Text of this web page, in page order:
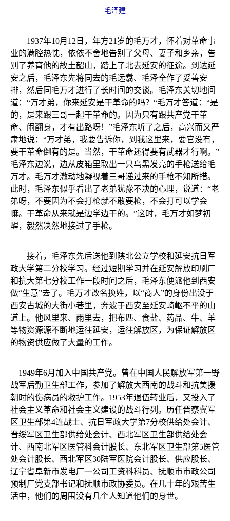
毛泽建
1937年10月12日，年方21岁的毛万才，怀着对革命事
业的满腔热忱，依依不舍地告别了父母、妻子和乡亲，告
别了养育他的故土韶山，踏上了北去延安的征途。到达延
安之后，毛泽东先将同去的毛远翥、毛泽全作了妥善安
排，然后同毛万才进行了长时间的交谈。毛泽东关切地问
道：“万才弟，你来延安是干革命的吗？“毛万才答道：“是
的，是来跟三哥一起干革命的。因为只有跟共产党干革
命、闹翻身，才有出路呀！”毛泽东听了之后，高兴而又严
肃地说：“万才弟，我要告诉你，到我这里来，要官没有，
要干革命倒有的是。当然，干革命还得要有武器才行啊。”
毛泽东边说，边从皮箱里取出一只乌黑发亮的手枪送给毛
万才。毛万才激动地凝视着三哥递过来的手枪不知所措。
此时，毛泽东似乎看出了老弟犹豫不决的心理，说道：“老
弟呀，不要因为不会打枪就不敢要枪，不会打可以学会
嘛。干革命从来就是边学边干的。”这时，毛万才如梦初
醒，毅然决然地接过了手枪。
接着，毛泽东先后送他到陕北公立学校和延安抗日军
政大学第二分校学习。经过短期学习并在延安解放印刷厂
和抗大第七分校工作一段时间之后，毛泽东便派他到西安
做“生意”去了。毛万才改名换姓，以“商人”的身份出没于
西安古城的大街小巷里，奔波于西安至延安崎岖不平的山
道上。他风里来、雨里去，把布匹、食盐、药品、牛、羊
等物资源源不断地运往延安，运往解放区，为保证解放区
的物资供应做了大量的工作。
1949年6月加入中国共产党。曾在中国人民解放军第一野
战军后勤卫生部工作，参加了解放大西南的战斗和抗美援
朝时的伤病员的救护工作。1953年退伍转业后，又投入了
社会主义革命和社会主义建设的战斗行列。历任晋察冀军
区卫生部第4连战士、抗日军政大学第7分校供给处会计、
晋绥军区卫生部供给处会计、西北军区卫生部供给处会
计、西南北军区医管科会计股长、东北军区卫生部第5医管
处会计股长、西北军区30陆军医院会计股长、供应股长、
辽宁省阜新市发电厂一公司工资科科员、抚顺市市政公司
预制厂党支部书记和抚顺市政协委员。在几十年的艰苦生
活中，他们的周围没有几个人知道他们的身世。